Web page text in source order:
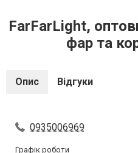
FarFarLight,
фар та
Опис Відгуки
0935006969
Графік роботи